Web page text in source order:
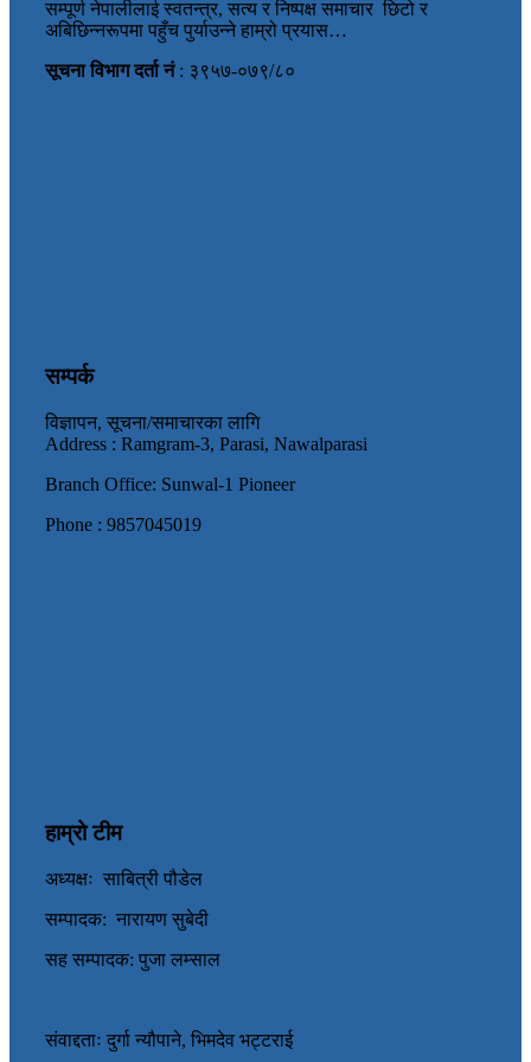
सम्पूर्ण नेपालीलाई स्वतन्त्र, सत्य र निष्पक्ष समाचार छिटो र
अबिछिन्नरूपमा पहुँच पुर्याउन्ने हाम्रो प्रयास…
सूचना विभाग दर्ता नं: ३९५७-०७९/८०
सम्पर्क
विज्ञापन, सूचना/समाचारका लागि
Address : Ramgram-3, Parasi, Nawalparasi
Branch Office: Sunwal-1 Pioneer
Phone : 9857045019
हाम्रो टीम
अध्यक्षः साबित्री पौडेल
सम्पादक: नारायण सुबेदी
सह सम्पादक: पुजा लम्साल
संवाद्दताः दुर्गा न्यौपाने, भिमदेव भट्टराई